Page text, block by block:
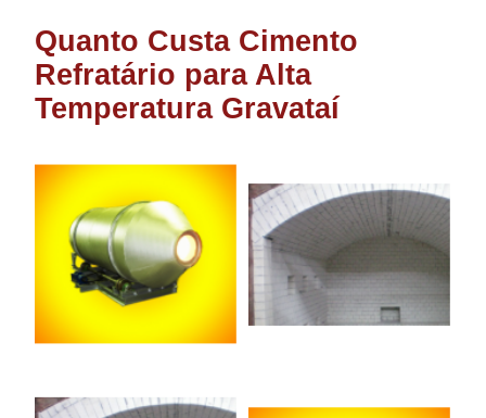
Quanto Custa Cimento
Refratário para Alta
Temperatura Gravataí